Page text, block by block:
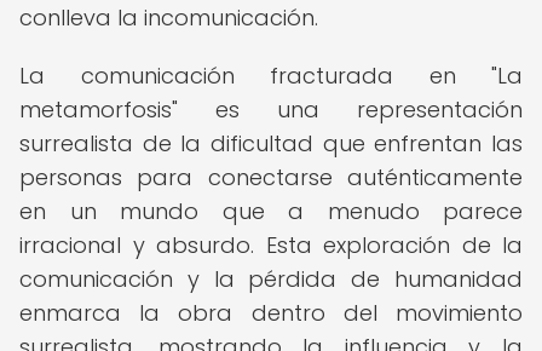
conlleva la incomunicación.
La comunicación fracturada en "La
metamorfosis" es una representación
surrealista de la dificultad que enfrentan las
personas para conectarse auténticamente
en un mundo que a menudo parece
irracional y absurdo. Esta exploración de la
comunicación y la pérdida de humanidad
enmarca la obra dentro del movimiento